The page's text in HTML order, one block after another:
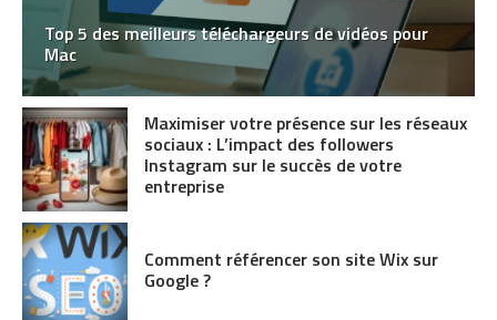
Top 5 des meilleurs téléchargeurs de vidéos pour
Mac
Maximiser votre présence sur les réseaux
sociaux : L’impact des followers
Instagram sur le succès de votre
entreprise
Comment référencer son site Wix sur
Google ?